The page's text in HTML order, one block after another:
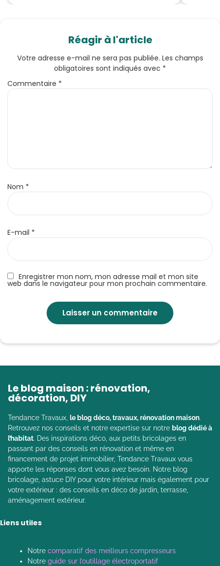
Réagir à l'article
Enregistrer mon nom, mon adresse mail et mon site
web dans le navigateur pour mon prochain commentaire.
Votre adresse e-mail ne sera pas publiée. Les champs
obligatoires sont indiqués avec *
Commentaire *
Nom *
E-mail *
Le blog maison : rénovation,
décoration, DIY
Tendance Travaux, le blog déco, travaux, rénovation maison.
Retrouvez nos conseils et notre expertise sur notre blog dédié à
l’habitat. Des inspirations déco, aux petits bricolages en
passant par des conseils en rénovation et même en
financement de projet immobilier, Tendance Travaux vous
apporte les réponses dont vous avez besoin. Notre blog
bricolage, astuce DIY pour votre intérieur mais également pour
votre extérieur : des conseils en déco de jardin, terrasse,
aménagement extérieur.
Liens utiles
Notre comparatif des meilleurs compresseurs
Notre guide sur l’outillage électroportatif